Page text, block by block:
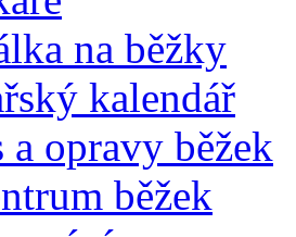
na běžky
kalendář
a opravy běžek
běžek